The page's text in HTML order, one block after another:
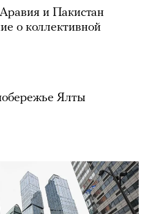
и Пакистан
о коллективной
Ялты